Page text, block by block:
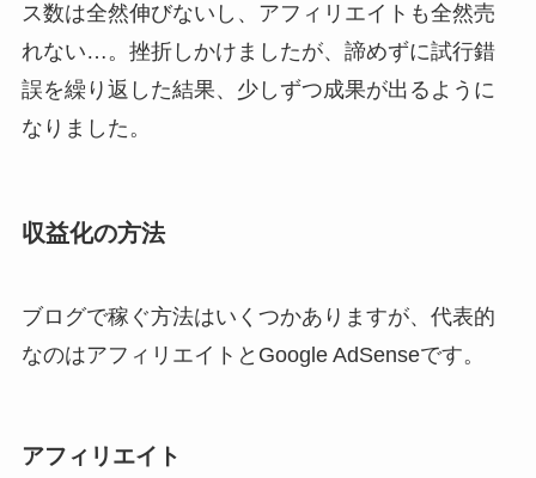
ス数は全然伸びないし、アフィリエイトも全然売
れない…。挫折しかけましたが、諦めずに試行錯
誤を繰り返した結果、少しずつ成果が出るように
なりました。
収益化の方法
ブログで稼ぐ方法はいくつかありますが、代表的
なのはアフィリエイトとGoogle AdSenseです。
アフィリエイト